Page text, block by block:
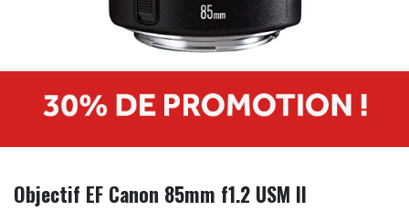
Objectif EF Canon 85mm f1.2 USM II